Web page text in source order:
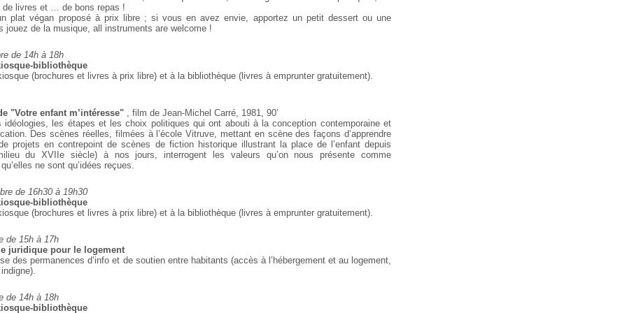
de livres et … de bons repas !
plat végan proposé à prix libre ; si vous en avez envie, apportez un petit dessert ou une
jouez de la musique, all instruments are welcome !
de 14h à 18h
bibliothèque
(brochures et livres à prix libre) et à labibliothèque (livres à emprunter gratuitement).
"Votre enfant m’intéresse" , film de Jean-Michel Carré, 1981, 90’
idéologies, les étapes et les choix politiques qui ont abouti à la conception contemporaine et
Des scènes réelles, filmées à l’école Vitruve, mettant en scène des façons d’apprendre
projets en contrepoint de scènes de fiction historique illustrant la place de l’enfant depuis
du XVIIe siècle) à nos jours, interrogent les valeurs qu’on nous présente comme
ne sont qu’idées reçues.
de 16h30 à 19h30
bibliothèque
(brochures et livres à prix libre) et à labibliothèque (livres à emprunter gratuitement).
de 15h à 17h
juridique pour le logement
des permanences d’info et de soutien entre habitants (accès à l’hébergement et au logement,
de 14h à 18h
bibliothèque